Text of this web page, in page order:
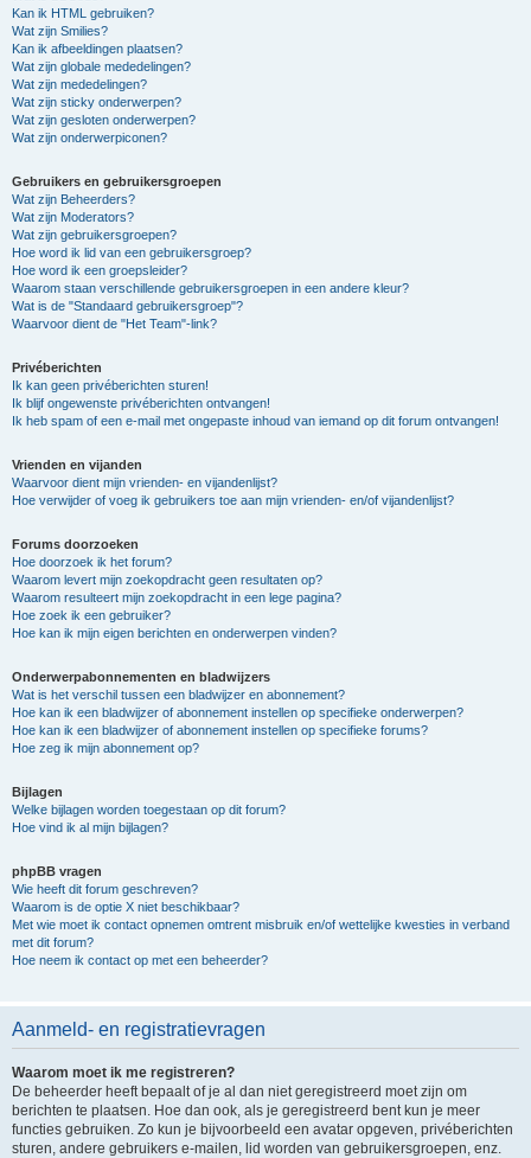
Kan ik HTML gebruiken?
Wat zijn Smilies?
Kan ik afbeeldingen plaatsen?
Wat zijn globale mededelingen?
Wat zijn mededelingen?
Wat zijn sticky onderwerpen?
Wat zijn gesloten onderwerpen?
Wat zijn onderwerpiconen?
Gebruikers en gebruikersgroepen
Wat zijn Beheerders?
Wat zijn Moderators?
Wat zijn gebruikersgroepen?
Hoe word ik lid van een gebruikersgroep?
Hoe word ik een groepsleider?
Waarom staan verschillende gebruikersgroepen in een andere kleur?
Wat is de "Standaard gebruikersgroep"?
Waarvoor dient de "Het Team"-link?
Privéberichten
Ik kan geen privéberichten sturen!
Ik blijf ongewenste privéberichten ontvangen!
Ik heb spam of een e-mail met ongepaste inhoud van iemand op dit forum ontvangen!
Vrienden en vijanden
Waarvoor dient mijn vrienden- en vijandenlijst?
Hoe verwijder of voeg ik gebruikers toe aan mijn vrienden- en/of vijandenlijst?
Forums doorzoeken
Hoe doorzoek ik het forum?
Waarom levert mijn zoekopdracht geen resultaten op?
Waarom resulteert mijn zoekopdracht in een lege pagina?
Hoe zoek ik een gebruiker?
Hoe kan ik mijn eigen berichten en onderwerpen vinden?
Onderwerpabonnementen en bladwijzers
Wat is het verschil tussen een bladwijzer en abonnement?
Hoe kan ik een bladwijzer of abonnement instellen op specifieke onderwerpen?
Hoe kan ik een bladwijzer of abonnement instellen op specifieke forums?
Hoe zeg ik mijn abonnement op?
Bijlagen
Welke bijlagen worden toegestaan op dit forum?
Hoe vind ik al mijn bijlagen?
phpBB vragen
Wie heeft dit forum geschreven?
Waarom is de optie X niet beschikbaar?
Met wie moet ik contact opnemen omtrent misbruik en/of wettelijke kwesties in verband
met dit forum?
Hoe neem ik contact op met een beheerder?
Aanmeld- en registratievragen
Waarom moet ik me registreren?
De beheerder heeft bepaalt of je al dan niet geregistreerd moet zijn om
berichten te plaatsen. Hoe dan ook, als je geregistreerd bent kun je meer
functies gebruiken. Zo kun je bijvoorbeeld een avatar opgeven, privéberichten
sturen, andere gebruikers e-mailen, lid worden van gebruikersgroepen, enz.